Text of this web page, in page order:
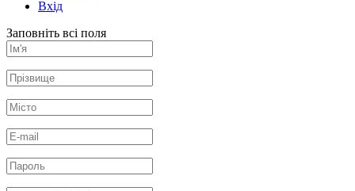
Вхід
Заповніть всі поля